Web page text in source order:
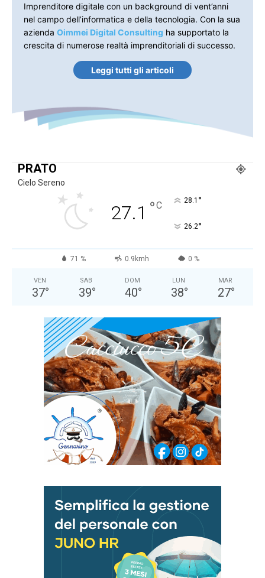
Imprenditore digitale con un background di vent’anni
nel campo dell’informatica e della tecnologia. Con la sua
azienda Oimmei Digital Consulting ha supportato la
crescita di numerose realtà imprenditoriali di successo.
Leggi tutti gli articoli
PRATO
Cielo Sereno
27.1 °C 28.1 °
26.2°
71 % 0.9kmh 0 %
VEN
37°
SAB
39°
DOM
40°
LUN
38°
MAR
27°